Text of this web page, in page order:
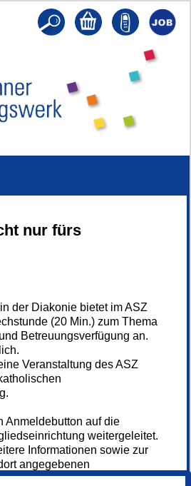
nur fürs
der Diakonie bietet im ASZ
(20 Min.) zum Thema
Betreuungsverfügung an.
Veranstaltung des ASZ
Anmeldebutton auf die
weitergeleitet.
Informationen sowie zur
angegebenen